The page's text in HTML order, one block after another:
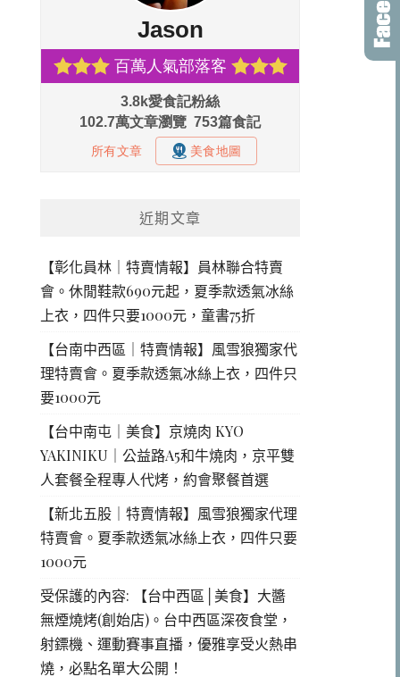
近期文章
【彰化員林｜特賣情報】員林聯合特賣
會。休閒鞋款690元起，夏季款透氣冰絲
上衣，四件只要1000元，童書75折
【台南中西區｜特賣情報】風雪狼獨家代
理特賣會。夏季款透氣冰絲上衣，四件只
要1000元
【台中南屯｜美食】京燒肉 KYO
YAKINIKU｜公益路A5和牛燒肉，京平雙
人套餐全程專人代烤，約會聚餐首選
【新北五股｜特賣情報】風雪狼獨家代理
特賣會。夏季款透氣冰絲上衣，四件只要
1000元
受保護的內容: 【台中西區│美食】大醬
無煙燒烤(創始店)。台中西區深夜食堂，
射鏢機、運動賽事直播，優雅享受火熱串
燒，必點名單大公開！